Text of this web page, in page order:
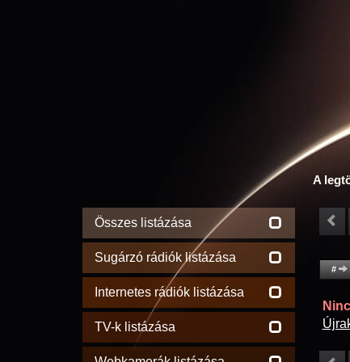
A
Összes listázása
Sugárzó rádiók listázása
Internetes rádiók listázása
TV-k listázása
#